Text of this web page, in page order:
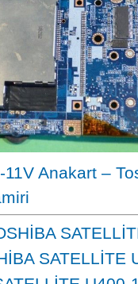
Anakart –
SATELLİTE